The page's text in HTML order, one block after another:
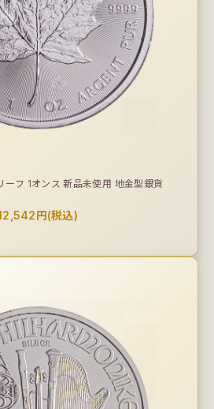
フ 1オンス 新品未使用 地金型銀貨
円(税込)